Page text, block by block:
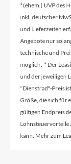
¹ (ehem.) UVP des
inkl. deutscher
und Lieferzeiten
Angebote nur
technische und
möglich. * Der
und der jeweiligen
"Dienstrad"-Preis
Größe, die sich für
gültigen Endpreis
Lohnsteuervorteile
kann. Mehr zum